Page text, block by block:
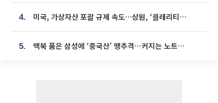
4. 미국, 가상자산 포괄 규제 속도…상원, ‘클래리티법’ 9월 절차투표 추진
5. 맥북 품은 삼성에 ‘중국산’ 맹추격⋯커지는 노트북 OLED 시장